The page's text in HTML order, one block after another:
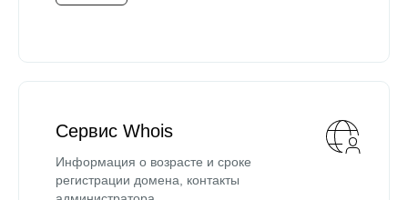
Сервис Whois
Информация о возрасте и сроке
регистрации домена, контакты